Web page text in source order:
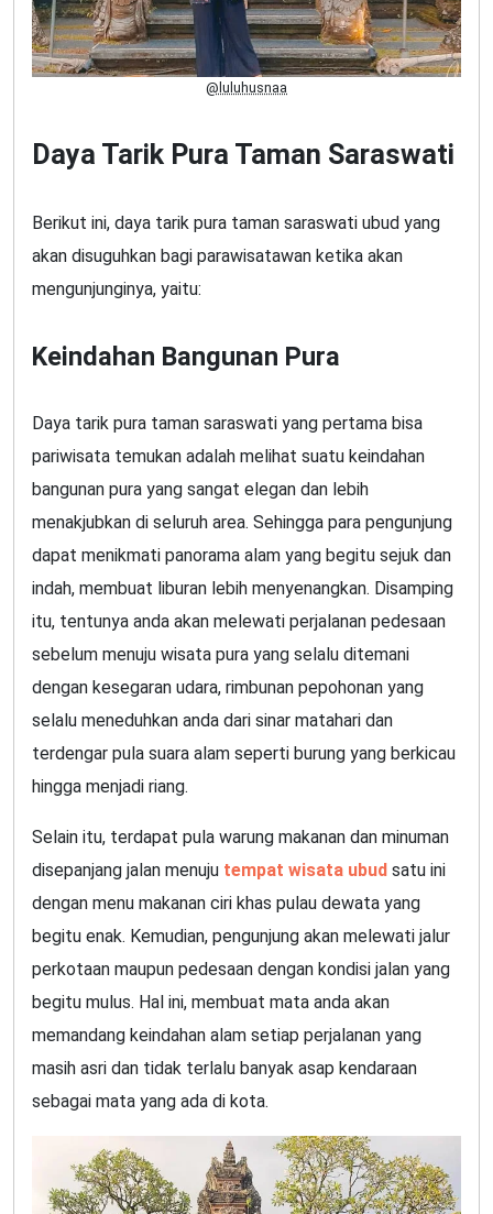
@luluhusnaa
Daya Tarik Pura Taman Saraswati
Berikut ini, daya tarik pura taman saraswati ubud yang
akan disuguhkan bagi parawisatawan ketika akan
mengunjunginya, yaitu:
Keindahan Bangunan Pura
Daya tarik pura taman saraswati yang pertama bisa
pariwisata temukan adalah melihat suatu keindahan
bangunan pura yang sangat elegan dan lebih
menakjubkan di seluruh area. Sehingga para pengunjung
dapat menikmati panorama alam yang begitu sejuk dan
indah, membuat liburan lebih menyenangkan. Disamping
itu, tentunya anda akan melewati perjalanan pedesaan
sebelum menuju wisata pura yang selalu ditemani
dengan kesegaran udara, rimbunan pepohonan yang
selalu meneduhkan anda dari sinar matahari dan
terdengar pula suara alam seperti burung yang berkicau
hingga menjadi riang.
Selain itu, terdapat pula warung makanan dan minuman
disepanjang jalan menuju tempat wisata ubud satu ini
dengan menu makanan ciri khas pulau dewata yang
begitu enak. Kemudian, pengunjung akan melewati jalur
perkotaan maupun pedesaan dengan kondisi jalan yang
begitu mulus. Hal ini, membuat mata anda akan
memandang keindahan alam setiap perjalanan yang
masih asri dan tidak terlalu banyak asap kendaraan
sebagai mata yang ada di kota.